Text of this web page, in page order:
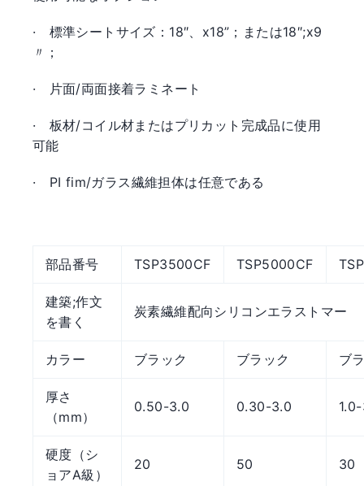
· 標準シートサイズ：18″、x18”；または18″;x9
〃；
· 片面/両面接着ラミネート
· 板材/コイル材またはプリカット完成品に使用
可能
· PI fim/ガラス繊維担体は任意である
部品番号 TSP3500CF TSP5000CF
建築;作文
を書く
炭素繊維配向シリコンエラストマー
カラー ブラック ブラック ブ
厚さ
（mm）
0.50-3.0 0.30-3.0
硬度（シ
ョアA級）
20 50 30